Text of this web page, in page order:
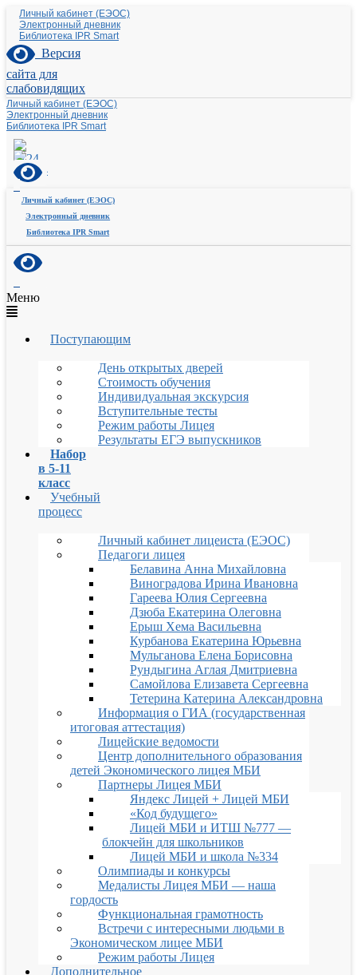
Личный кабинет (ЕЭОС)
Электронный дневник
Библиотека IPR Smart
Версия
сайта для
слабовидящих
Личный кабинет (ЕЭОС)
Электронный дневник
Библиотека IPR Smart
Личный кабинет (ЕЭОС)
Электронный дневник
Библиотека IPR Smart
Меню
Поступающим
День открытых дверей
Стоимость обучения
Индивидуальная экскурсия
Вступительные тесты
Режим работы Лицея
Результаты ЕГЭ выпускников
Набор
в 5-11
класс
Учебный
процесс
Личный кабинет лицеиста (ЕЭОС)
Педагоги лицея
Белавина Анна Михайловна
Виноградова Ирина Ивановна
Гареева Юлия Сергеевна
Дзюба Екатерина Олеговна
Ерыш Хема Васильевна
Курбанова Екатерина Юрьевна
Мульганова Елена Борисовна
Рундыгина Аглая Дмитриевна
Самойлова Елизавета Сергеевна
Тетерина Катерина Александровна
Информация о ГИА (государственная
итоговая аттестация)
Лицейские ведомости
Центр дополнительного образования
детей Экономического лицея МБИ
Партнеры Лицея МБИ
Яндекс Лицей + Лицей МБИ
«Код будущего»
Лицей МБИ и ИТШ №777 —
блокчейн для школьников
Лицей МБИ и школа №334
Олимпиады и конкурсы
Медалисты Лицея МБИ — наша
гордость
Функциональная грамотность
Встречи с интересными людьми в
Экономическом лицее МБИ
Режим работы Лицея
Дополнительное